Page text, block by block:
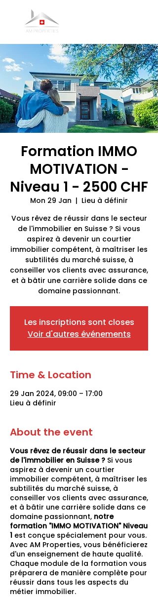
Formation IMMO
MOTIVATION -
Niveau 1 - 2500 CHF
Mon 29 Jan
  |
Lieu à définir
Vous rêvez de réussir dans le secteur
de l'immobilier en Suisse ? Si vous
aspirez à devenir un courtier
immobilier compétent, à maîtriser les
subtilités du marché suisse, à
conseiller vos clients avec assurance,
et à bâtir une carrière solide dans ce
domaine passionnant.
Les inscriptions sont closes
Voir d'autres événements
Time & Location
29 Jan 2024, 09:00 – 17:00
Lieu à définir
About the event
Vous rêvez de réussir dans le secteur
de l'immobilier en Suisse ? Si vous
aspirez à devenir un courtier
immobilier compétent, à maîtriser les
subtilités du marché suisse, à
conseiller vos clients avec assurance,
et à bâtir une carrière solide dans ce
domaine passionnant, notre
formation "IMMO MOTIVATION" Niveau
1 est conçue spécialement pour vous.
Avec AM Properties, vous bénéficierez
d'un enseignement de haute qualité.
Chaque module de la formation vous
préparera de manière complète pour
réussir dans tous les aspects du
métier immobilier.